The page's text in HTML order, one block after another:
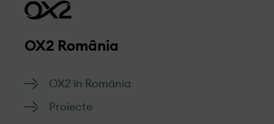
OX2 România
OX2 în România
Proiecte